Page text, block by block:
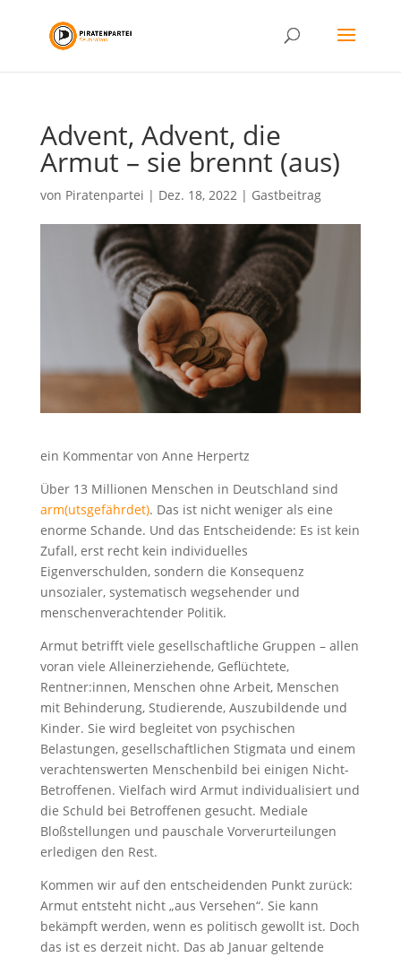
Advent, Advent, die
Armut – sie brennt (aus)
von Piratenpartei | Dez. 18, 2022| Gastbeitrag
ein Kommentar von Anne Herpertz
Über 13 Millionen Menschen in Deutschland sind
arm(utsgefährdet). Das ist nicht weniger als eine
enorme Schande. Und das Entscheidende: Es ist kein
Zufall, erst recht kein individuelles
Eigenverschulden, sondern die Konsequenz
unsozialer, systematisch wegsehender und
menschenverachtender Politik.
Armut betrifft viele gesellschaftliche Gruppen – allen
voran viele Alleinerziehende, Geflüchtete,
Rentner:innen, Menschen ohne Arbeit, Menschen
mit Behinderung, Studierende, Auszubildende und
Kinder. Sie wird begleitet von psychischen
Belastungen, gesellschaftlichen Stigmata und einem
verachtenswerten Menschenbild bei einigen Nicht-
Betroffenen. Vielfach wird Armut individualisiert und
die Schuld bei Betroffenen gesucht. Mediale
Bloßstellungen und pauschale Vorverurteilungen
erledigen den Rest.
Kommen wir auf den entscheidenden Punkt zurück:
Armut entsteht nicht „aus Versehen“. Sie kann
bekämpft werden, wenn es politisch gewollt ist. Doch
das ist es derzeit nicht. Das ab Januar geltende